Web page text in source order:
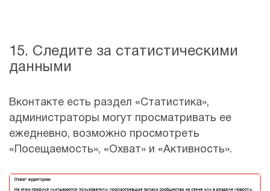
15. Следите за статистическими
данными
Вконтакте есть раздел «Статистика»,
администраторы могут просматривать ее
ежедневно, возможно просмотреть
«Посещаемость», «Охват» и «Активность».